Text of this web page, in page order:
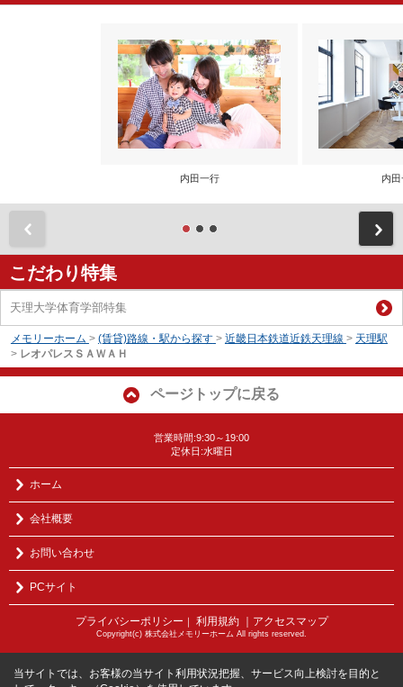
内田一行 内
こだわり特集
天理大学体育学部特集
メモリーホーム > (賃貸)路線・駅から探す > 近畿日本鉄道近鉄天理線 > 天理駅
> レオパレスＳＡＷＡＨ
ページトップに戻る
営業時間:9:30～19:00
定休日:水曜日
ホーム
会社概要
お問い合わせ
PCサイト
プライバシーポリシー 利用規約 ｜アクセスマップ
Copyright(c) 株式会社メモリーホーム All rights reserved.
当サイトでは、お客様の当サイト利用状況把握、サービス向上検討を目的と